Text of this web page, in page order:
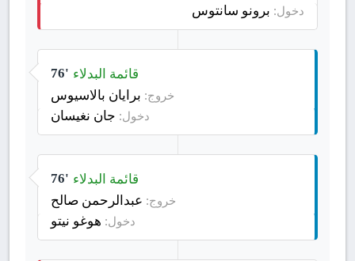
دخول: برونو سانتوس
76' قائمة البدلاء
خروج: برايان بالاسيوس
دخول: جان نغيسان
76' قائمة البدلاء
خروج: عبدالرحمن صالح
دخول: هوغو نيتو